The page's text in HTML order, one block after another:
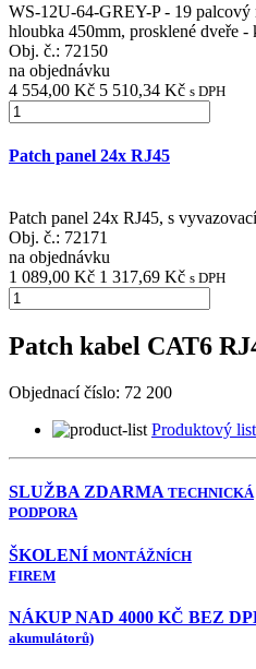
WS-12U-64-GREY-P - 19 palcový
hloubka 450mm, prosklené dveře
Obj. č.: 72150
na objednávku
4 554,00 Kč 5 510,34 Kč s DPH
Patch panel 24x RJ45
Patch panel 24x RJ45, s
Obj. č.: 72171
na objednávku
1 089,00 Kč 1 317,69 Kč s DPH
Patch kabel CAT6
Objednací číslo: 72 200
Produktový list
SLUŽBA ZDARMA TECHNICKÁ
PODPORA
ŠKOLENÍ MONTÁŽNÍCH
FIREM
NÁKUP NAD 4000 KČ BEZ
akumulátorů)